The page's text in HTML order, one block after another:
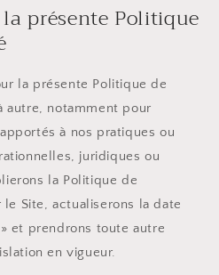
présente Politique
la présente Politique de
autre, notamment pour
à nos pratiques ou
juridiques ou
la Politique de
Site, actualiserons la date
et prendrons toute autre
en vigueur.